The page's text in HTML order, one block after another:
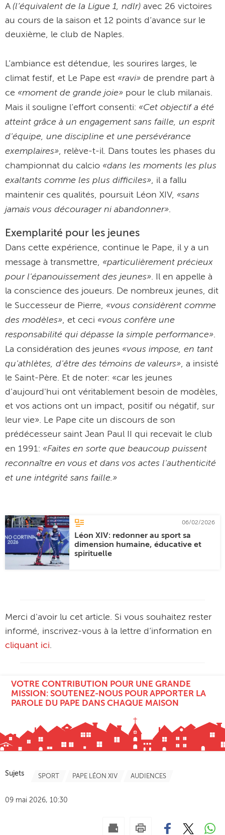
A (l’équivalent de la Ligue 1, ndlr) avec 26 victoires
au cours de la saison et 12 points d’avance sur le
deuxième, le club de Naples.
L’ambiance est détendue, les sourires larges, le
climat festif, et Le Pape est «ravi» de prendre part à
ce «moment de grande joie» pour le club milanais.
Mais il souligne l’effort consenti: «Cet objectif a été
atteint grâce à un engagement sans faille, un esprit
d'équipe, une discipline et une persévérance
exemplaires», relève-t-il. Dans toutes les phases du
championnat du calcio «dans les moments les plus
exaltants comme les plus difficiles», il a fallu
maintenir ces qualités, poursuit Léon XIV, «sans
jamais vous décourager ni abandonner».
Exemplarité pour les jeunes
Dans cette expérience, continue le Pape, il y a un
message à transmettre, «particulièrement précieux
pour l'épanouissement des jeunes». Il en appelle à
la conscience des joueurs. De nombreux jeunes, dit
le Successeur de Pierre, «vous considèrent comme
des modèles», et ceci «vous confère une
responsabilité qui dépasse la simple performance».
La considération des jeunes «vous impose, en tant
qu'athlètes, d'être des témoins de valeurs», a insisté
le Saint-Père. Et de noter: «car les jeunes
d'aujourd'hui ont véritablement besoin de modèles,
et vos actions ont un impact, positif ou négatif, sur
leur vie». Le Pape cite un discours de son
prédécesseur saint Jean Paul II qui recevait le club
en 1991: «Faites en sorte que beaucoup puissent
reconnaître en vous et dans vos actes l'authenticité
et une intégrité sans faille.»
06/02/2026
Léon XIV: redonner au sport sa
dimension humaine, éducative et
spirituelle
Merci d'avoir lu cet article. Si vous souhaitez rester
informé, inscrivez-vous à la lettre d’information en
cliquant ici.
VOTRE CONTRIBUTION POUR UNE GRANDE
MISSION: SOUTENEZ-NOUS POUR APPORTER LA
PAROLE DU PAPE DANS CHAQUE MAISON
Sujets SPORT PAPE LÉON XIV AUDIENCES
09 mai 2026, 10:30